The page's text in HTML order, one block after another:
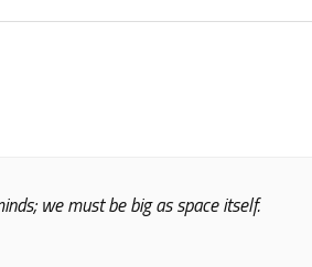
we must be big as space itself.